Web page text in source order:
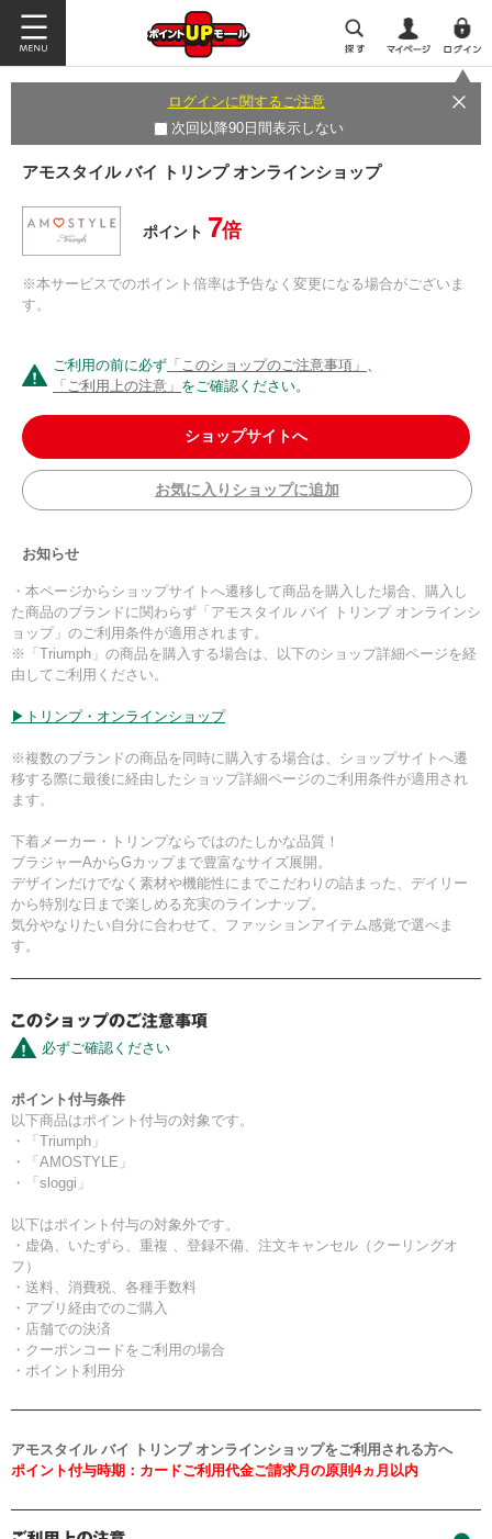
ログインに関するご注意
次回以降90日間表示しない
アモスタイル バイ トリンプ オンラインショップ
ポイント 7倍
※本サービスでのポイント倍率は予告なく変更になる場合がございま
す。
ご利用の前に必ず 「このショップのご注意事項」 、
「ご利用上の注意」 をご確認ください。
ショップサイトへ
お気に入りショップに追加
お知らせ
・本ページからショップサイトへ遷移して商品を購入した場合、購入し
た商品のブランドに関わらず「アモスタイル バイ トリンプ オンラインシ
ョップ」のご利用条件が適用されます。
※「Triumph」の商品を購入する場合は、以下のショップ詳細ページを経
由してご利用ください。
▶トリンプ・オンラインショップ
※複数のブランドの商品を同時に購入する場合は、ショップサイトへ遷
移する際に最後に経由したショップ詳細ページのご利用条件が適用され
ます。
下着メーカー・トリンプならではのたしかな品質！
ブラジャーAからGカップまで豊富なサイズ展開。
デザインだけでなく素材や機能性にまでこだわりの詰まった、デイリー
から特別な日まで楽しめる充実のラインナップ。
気分やなりたい自分に合わせて、ファッションアイテム感覚で選べま
す。
必ずご確認ください
ポイント付与条件
以下商品はポイント付与の対象です。
・「Triumph」
・「AMOSTYLE」
・「sloggi」
以下はポイント付与の対象外です。
・虚偽、いたずら、重複 、登録不備、注文キャンセル（クーリングオ
フ）
・送料、消費税、各種手数料
・アプリ経由でのご購入
・店舗での決済
・クーポンコードをご利用の場合
・ポイント利用分
アモスタイル バイ トリンプ オンラインショップをご利用される方へ
ポイント付与時期：カードご利用代金ご請求月の原則4ヵ月以内